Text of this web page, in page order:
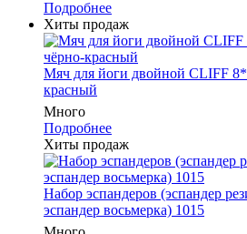
Подробнее
Хиты продаж
Мяч для йоги двойной CLIFF
красный
Много
Подробнее
Хиты продаж
Набор эспандеров (эспандер
эспандер восьмерка) 1015